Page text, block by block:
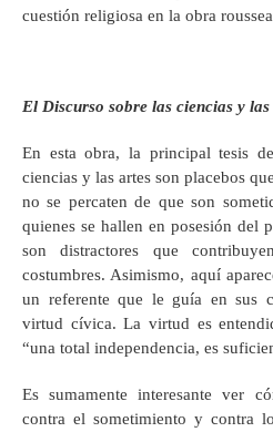
cuestión religiosa en la obra
El Discurso sobre las ciencias y las
En esta obra, la principal tesis
ciencias y las artes son placebos
no se percaten de que son
quienes se hallen en posesión del
son distractores que
costumbres. Asimismo, aquí
un referente que le guía en sus
virtud cívica. La virtud es
“una total independencia, es
Es sumamente interesante ver
contra el sometimiento y contra